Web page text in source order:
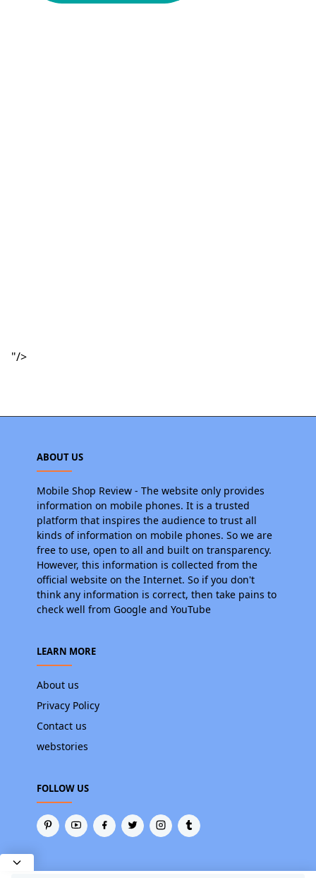
"/>
ABOUT US
Mobile Shop Review - The website only provides
information on mobile phones. It is a trusted
platform that inspires the audience to trust all
kinds of information on mobile phones. So we are
free to use, open to all and built on transparency.
However, this information is collected from the
official website on the Internet. So if you don't
think any information is correct, then take pains to
check well from Google and YouTube
LEARN MORE
About us
Privacy Policy
Contact us
webstories
FOLLOW US